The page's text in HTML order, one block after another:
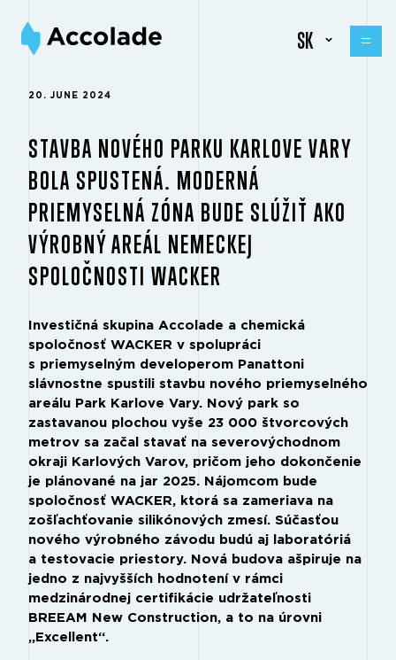
SK
20. JUNE 2024
STAVBA NOVÉHO PARKU KARLOVE VARY
BOLA SPUSTENÁ. MODERNÁ
PRIEMYSELNÁ ZÓNA BUDE SLÚŽIŤ AKO
VÝROBNÝ AREÁL NEMECKEJ
SPOLOČNOSTI WACKER
Investičná skupina Accolade a chemická
spoločnosť WACKER v spolupráci
s priemyselným developerom Panattoni
slávnostne spustili stavbu nového priemyselného
areálu Park Karlove Vary. Nový park so
zastavanou plochou vyše 23 000 štvorcových
metrov sa začal stavať na severovýchodnom
okraji Karlových Varov, pričom jeho dokončenie
je plánované na jar 2025. Nájomcom bude
spoločnosť WACKER, ktorá sa zameriava na
zošľachťovanie silikónových zmesí. Súčasťou
nového výrobného závodu budú aj laboratóriá
a testovacie priestory. Nová budova ašpiruje na
jedno z najvyšších hodnotení v rámci
medzinárodnej certifikácie udržateľnosti
BREEAM New Construction, a to na úrovni
„Excellent“.